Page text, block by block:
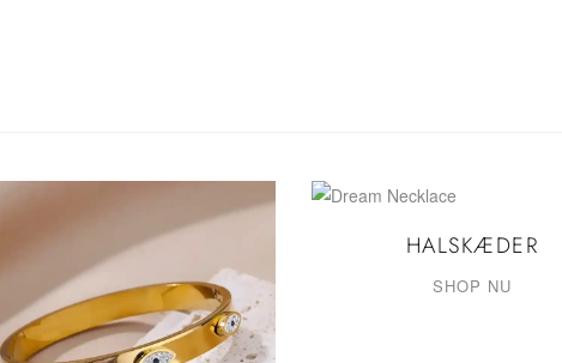
HALSKÆDER
SHOP NU